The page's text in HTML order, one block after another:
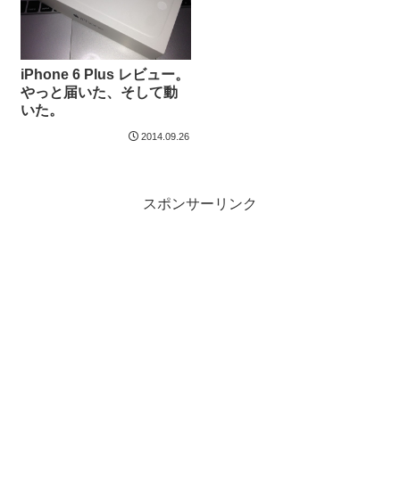
iPhone 6 Plus レビュー。
やっと届いた、そして動
いた。
2014.09.26
スポンサーリンク